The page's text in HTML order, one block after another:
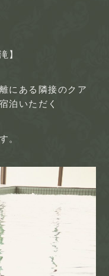
】
にある隣接のクア
泊いただく
。